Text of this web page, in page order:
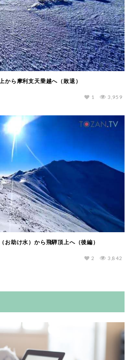
から摩利支天乗越へ（敗退）
3,959
1
お助け水）から飛騨頂上へ（後編）
3,842
2